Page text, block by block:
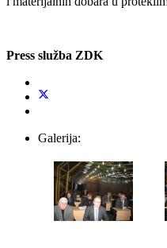
Press služba ZDK
Galerija: